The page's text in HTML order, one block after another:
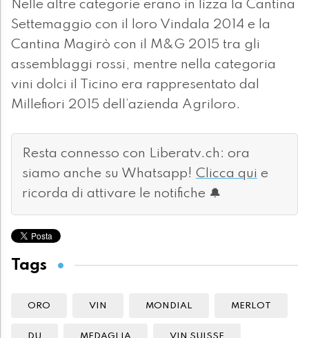
Nelle altre categorie erano in lizza la Cantina
Settemaggio con il loro Vindala 2014 e la
Cantina Magirò con il M&G 2015 tra gli
assemblaggi rossi, mentre nella categoria
vini dolci il Ticino era rappresentato dal
Millefiori 2015 dell’azienda Agriloro.
Resta connesso con Liberatv.ch: ora
siamo anche su Whatsapp! Clicca qui e
ricorda di attivare le notifiche 🔔
Tags
ORO VIN MONDIAL MERLOT